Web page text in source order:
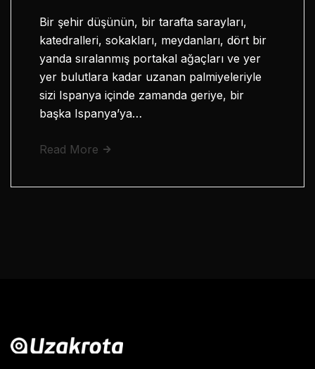
Bir şehir düşünün, bir tarafta sarayları,
katedralleri, sokakları, meydanları, dört bir
yanda sıralanmış portakal ağaçları ve yer
yer bulutlara kadar uzanan palmiyeleriyle
sizi Ispanya içinde zamanda geriye, bir
başka Ispanya’ya…
Read More